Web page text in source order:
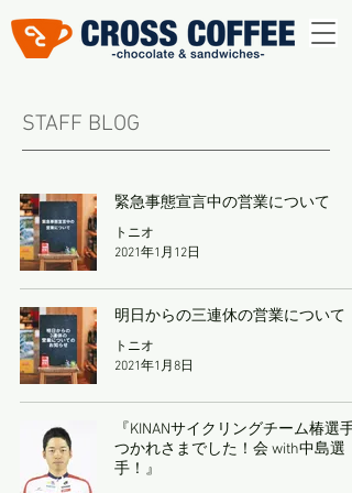
STAFF BLOG​
緊急事態宣言中の営業について
トニオ
2021年1月12日
明日からの三連休の営業について
トニオ
2021年1月8日
『KINANサイクリングチーム椿選手
つかれさまでした！会 with中島選
手！』